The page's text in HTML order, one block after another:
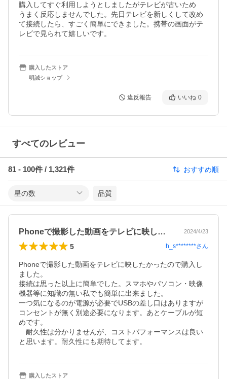
購入してすぐ利用しようとしましたがテレビが古いため
うまく反応しませんでした。先日テレビを新しくして改め
て接続したら、すごく簡単にできました。携帯の画面がテ
レビで見られて嬉しいです。
購入したストア
明誠ショップ
違反報告 いいね 0
すべてのレビュー
81 - 100件 / 1,321件 おすすめ順
星の数 品質
Phoneで撮影した動画をテレビに映し… 2024/4/23
5 h_s********さん
Phoneで撮影した動画をテレビに映したかったので購入し
ました。
接続は思った以上に簡単でした。スマホやパソコン・映像
機器等に知識の無い私でも簡単に出来ました。
一つ気になるのが電源が必要でUSBの差し口はありますが
コンセントが無く別途必要になります。あとケーブルが短
めです。
耐久性は分かりませんが、コストパフォーマンスは良い
と思います。耐久性にも期待してます。
購入したストア